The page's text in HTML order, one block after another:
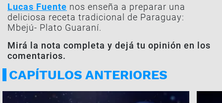
Lucas Fuente nos enseña a preparar una
deliciosa receta tradicional de Paraguay:
Mbejú- Plato Guaraní.
Mirá la nota completa y dejá tu opinión en los
comentarios.
CAPÍTULOS ANTERIORES